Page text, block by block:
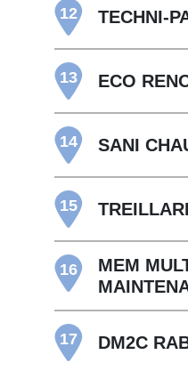
12 TECHNI-
13 ECO
14 SANI
15
16
MEM
17 DM2C